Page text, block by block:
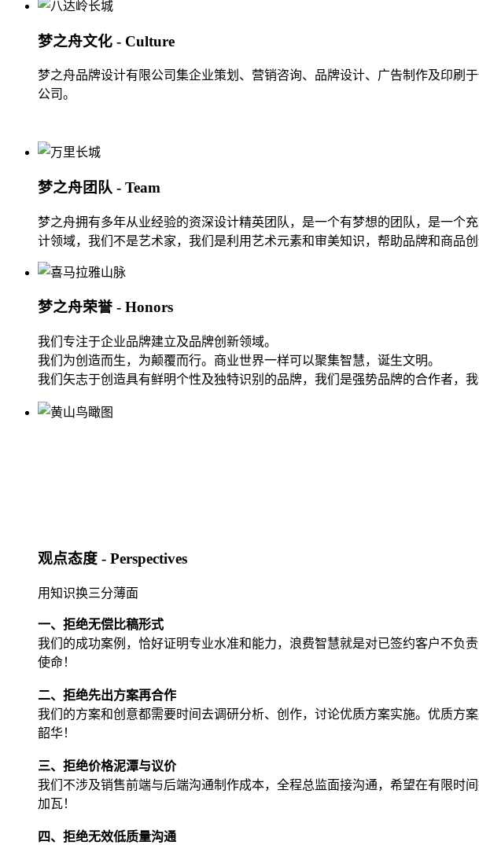
梦之舟文化 - Culture
梦之舟品牌设计有限公司集企业策划、营销咨询、品牌设计、广告制作及印刷
公司。
梦之舟团队 - Team
梦之舟拥有多年从业经验的资深设计精英团队，是一个有梦想的团队，是一个
计领域，我们不是艺术家，我们是利用艺术元素和审美知识，帮助品牌和商品
梦之舟荣誉 - Honors
我们专注于企业品牌建立及品牌创新领域。
我们为创造而生，为颠覆而行。商业世界一样可以聚集智慧，诞生文明。
我们矢志于创造具有鲜明个性及独特识别的品牌，我们是强势品牌的合作者，我
观点态度 - Perspectives
用知识换三分薄面
一、拒绝无偿比稿形式
我们的成功案例，恰好证明专业水准和能力，浪费智慧就是对已签约客户不负
使命！
二、拒绝先出方案再合作
我们的方案和创意都需要时间去调研分析、创作，讨论优质方案实施。优质方
韶华！
三、拒绝价格泥潭与议价
我们不涉及销售前端与后端沟通制作成本，全程总监面接沟通，希望在有限时
加瓦！
四、拒绝无效低质量沟通